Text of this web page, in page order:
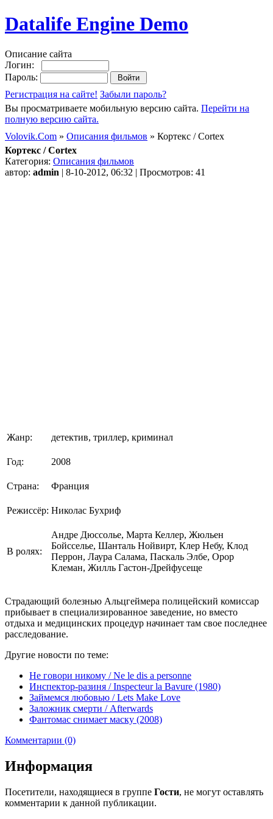
Datalife Engine Demo
Описание сайта
Логин:
Пароль:
Регистрация на сайте! Забыли пароль?
Вы просматриваете мобильную версию сайта. Перейти на
полную версию сайта.
Volovik.Com » Описания фильмов » Кортекс / Cortex
Кортекс / Cortex
Категория: Описания фильмов
автор: admin | 8-10-2012, 06:32 | Просмотров: 41
Жанр: детектив, триллер, криминал
Год: 2008
Страна: Франция
Режиссёр: Николас Бухриф
В ролях:
Андре Дюссолье, Марта Келлер, Жюльен
Бойсселье, Шанталь Нойвирт, Клер Небу, Клод
Перрон, Лаура Салама, Паскаль Элбе, Орор
Клеман, Жилль Гастон-Дрейфусеще
Страдающий болезнью Альцгеймера полицейский комиссар
прибывает в специализированное заведение, но вместо
отдыха и медицинских процедур начинает там свое последнее
расследование.
Другие новости по теме:
Не говори никому / Ne le dis a personne
Инспектор-разиня / Inspecteur la Bavure (1980)
Займемся любовью / Lets Make Love
Заложник смерти / Afterwards
Фантомас снимает маску (2008)
Комментарии (0)
Информация
Посетители, находящиеся в группе Гости, не могут оставлять
комментарии к данной публикации.